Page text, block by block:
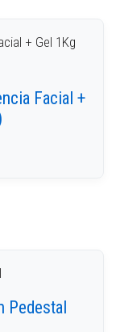
Facial +
Pedestal